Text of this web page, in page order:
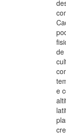
de
e